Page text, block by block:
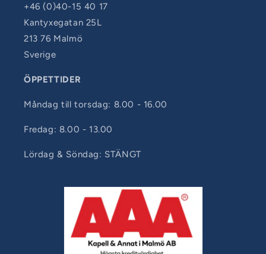
+46 (0)40-15 40 17
Kantyxegatan 25L
213 76 Malmö
Sverige
ÖPPETTIDER
Måndag till torsdag: 8.00 - 16.00
Fredag: 8.00 - 13.00
Lördag & Söndag: STÄNGT